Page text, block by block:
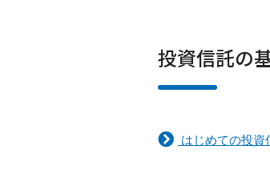
投資信託の
はじめての投資